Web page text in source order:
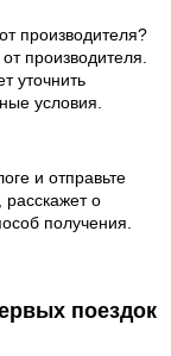
производителя?
производителя.
уточнить
условия.
и отправьте
расскажет о
получения.
поездок